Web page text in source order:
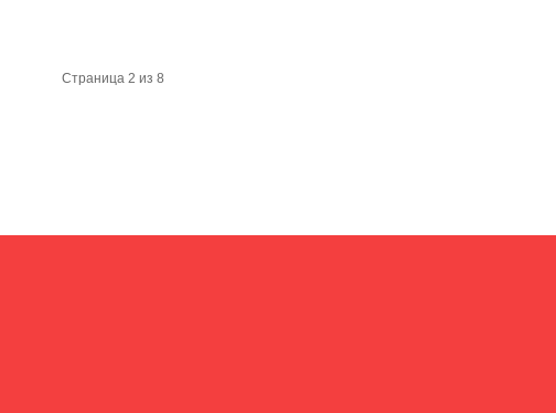
Страница 2 из 8